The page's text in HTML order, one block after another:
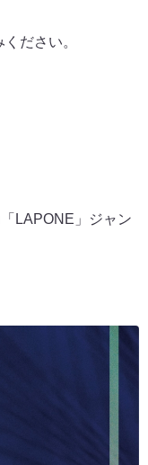
ださい。
LAPONE」ジャン